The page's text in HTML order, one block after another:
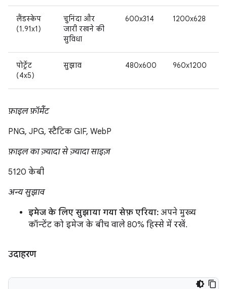
लैंडस्केप
(1.91x1)
चुनिंदा और
जारी रखने की
सुविधा
600x314 1200x628
पोर्ट्रेट
(4x5)
सुझाव 480x600 960x1200
फ़ाइल फ़ॉर्मैट
PNG, JPG, स्टैटिक GIF, WebP
फ़ाइल का ज़्यादा से ज़्यादा साइज़
5120 केबी
अन्य सुझाव
इमेज के लिए सुझाया गया सेफ़ एरिया: अपने मुख्य
कॉन्टेंट को इमेज के बीच वाले 80% हिस्से में रखें.
उदाहरण